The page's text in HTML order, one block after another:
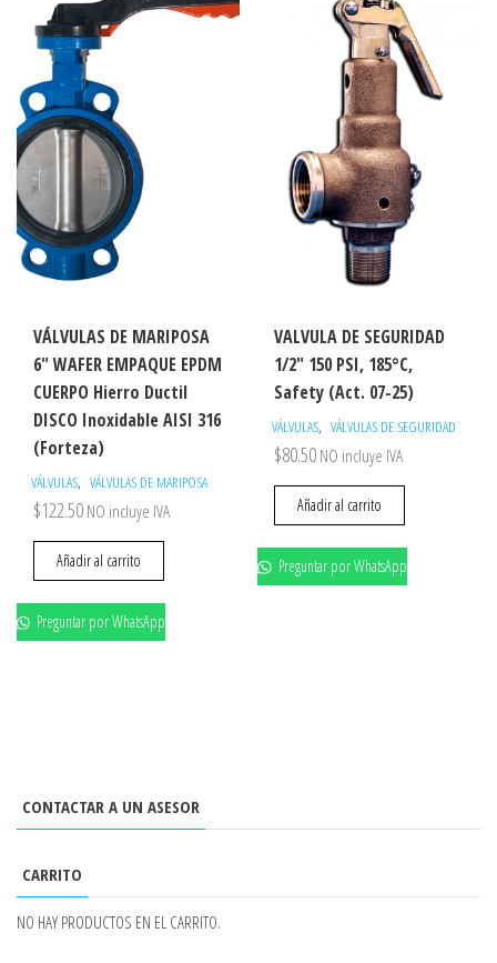
VÁLVULAS DE MARIPOSA
6″ WAFER EMPAQUE EPDM
CUERPO Hierro Ductil
DISCO Inoxidable AISI 316
(Forteza)
VÁLVULAS, VÁLVULAS DE MARIPOSA
$122.50 NO incluye IVA
Añadir al carrito
Preguntar por WhatsApp
VALVULA DE SEGURIDAD
1/2″ 150 PSI, 185°C,
Safety (Act. 07-25)
VÁLVULAS, VÁLVULAS DE SEGURIDAD
$80.50 NO incluye IVA
Añadir al carrito
Preguntar por WhatsApp
CONTACTAR A UN ASESOR
CARRITO
NO HAY PRODUCTOS EN EL CARRITO.